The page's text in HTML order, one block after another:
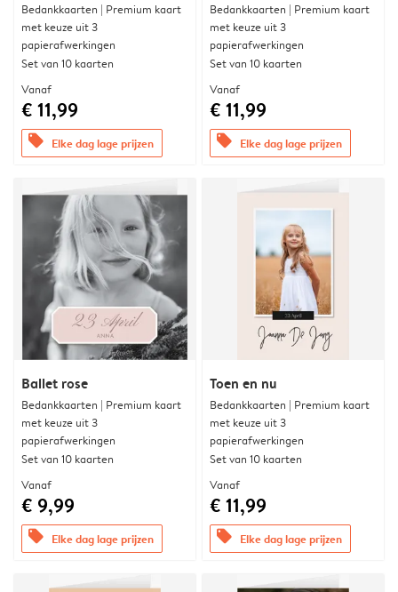
Bedankkaarten | Premium kaart
met keuze uit 3
papierafwerkingen
Set van 10 kaarten
Vanaf
€ 11,99
offers Elke dag lage prijzen
Bedankkaarten | Premium kaart
met keuze uit 3
papierafwerkingen
Set van 10 kaarten
Vanaf
€ 11,99
offers Elke dag lage prijzen
Ballet rose
Bedankkaarten | Premium kaart
met keuze uit 3
papierafwerkingen
Set van 10 kaarten
Vanaf
€ 9,99
offers Elke dag lage prijzen
Toen en nu
Bedankkaarten | Premium kaart
met keuze uit 3
papierafwerkingen
Set van 10 kaarten
Vanaf
€ 11,99
offers Elke dag lage prijzen